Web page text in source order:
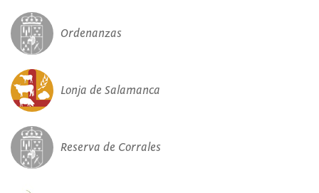
Ordenanzas
Lonja de Salamanca
Reserva de Corrales